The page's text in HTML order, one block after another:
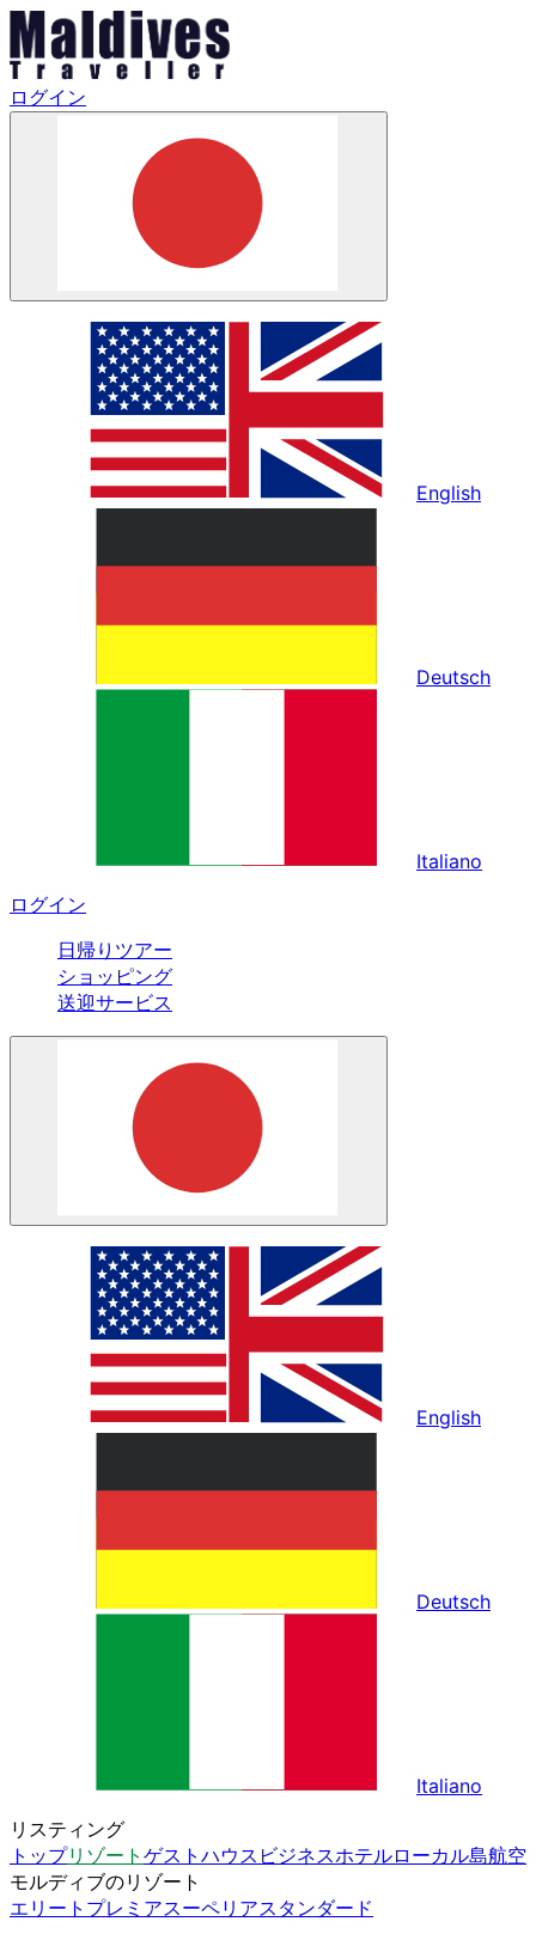
ログイン
English
Deutsch
Italiano
ログイン
日帰りツアー
ショッピング
送迎サービス
English
Deutsch
Italiano
リスティング
トップリゾート ゲストハウス ビジネスホテルローカル島航空
モルディブのリゾート
エリート プレミアスーペリアスタンダード